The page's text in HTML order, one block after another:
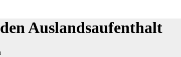
Auslandsaufenthalt